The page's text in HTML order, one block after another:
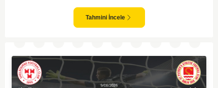
karşılıklı goller izleyebileceğimiz bir mücadele olası görünüyor. Taktiksel
açıdan dengeli bir maç olması beklenirken, seyir zevki yüksek bir
karşılaşma bizleri bekliyor.
Tahmini İncele